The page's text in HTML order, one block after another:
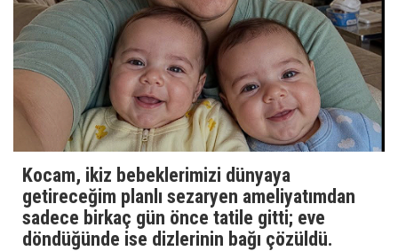
Kocam, ikiz bebeklerimizi dünyaya
getireceğim planlı sezaryen ameliyatımdan
sadece birkaç gün önce tatile gitti; eve
döndüğünde ise dizlerinin bağı çözüldü.